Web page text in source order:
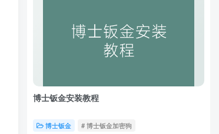
博士钣金安装教程
博士钣金 # 博士钣金加密狗